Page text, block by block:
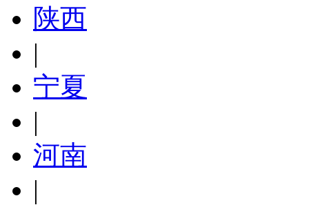
陕西
|
宁夏
|
河南
|